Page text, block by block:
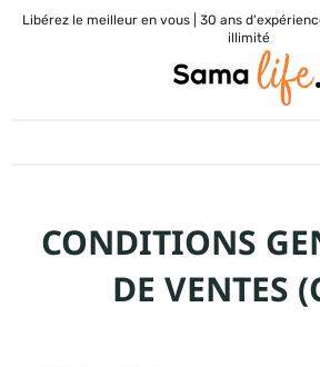
Libérez le meilleur en vous | 30 ans
illimité
CONDITIONS
DE VENTES